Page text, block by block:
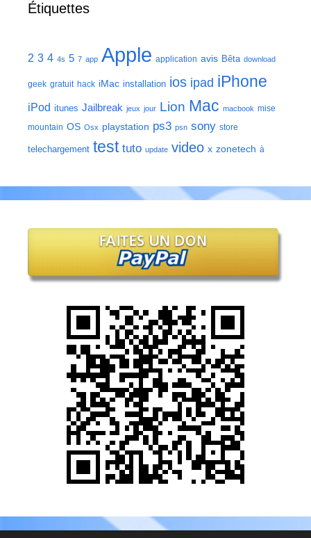
Étiquettes
2 3 4 4s 5 7 app Apple application avis Bêta download
geek gratuit hack iMac installation ios ipad iPhone
iPod itunes Jailbreak jeux jour Lion Mac macbook mise
mountain OS Osx playstation ps3 psn sony store
telechargement test tuto update video x zonetech à